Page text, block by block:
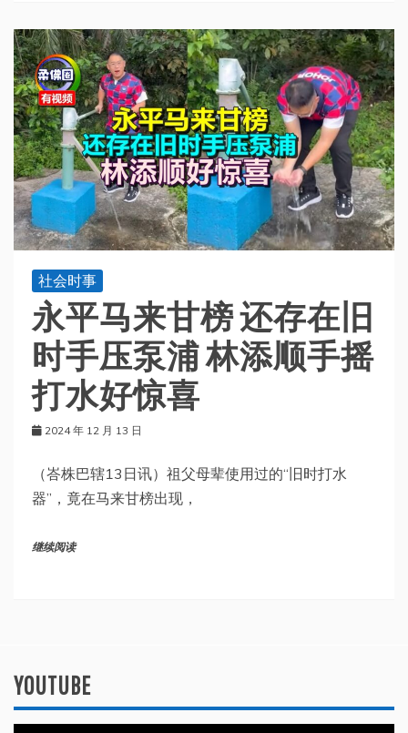
社会时事
永平马来甘榜 还存在旧
时手压泵浦 林添顺手摇
打水好惊喜
2024 年 12 月 13 日
（峇株巴辖13日讯）祖父母辈使用过的“旧时打水
器”，竟在马来甘榜出现，
继续阅读
YOUTUBE